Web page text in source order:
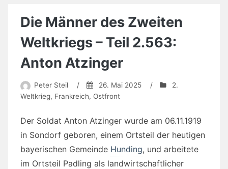
Die Männer des Zweiten
Weltkriegs – Teil 2.563:
Anton Atzinger
Peter Steil / 26. Mai 2025 /
2.
Weltkrieg, Frankreich, Ostfront
Der Soldat Anton Atzinger wurde am 06.11.1919
in Sondorf geboren, einem Ortsteil der heutigen
bayerischen Gemeinde Hunding, und arbeitete
im Ortsteil Padling als landwirtschaftlicher